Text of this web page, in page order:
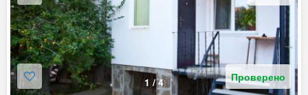
1 /4 Проверено